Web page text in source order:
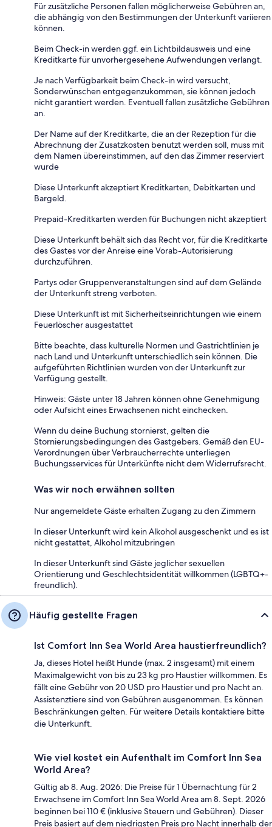
Für zusätzliche Personen fallen möglicherweise Gebühren an,
die abhängig von den Bestimmungen der Unterkunft variieren
können.
Beim Check-in werden ggf. ein Lichtbildausweis und eine
Kreditkarte für unvorhergesehene Aufwendungen verlangt.
Je nach Verfügbarkeit beim Check-in wird versucht,
Sonderwünschen entgegenzukommen, sie können jedoch
nicht garantiert werden. Eventuell fallen zusätzliche Gebühren
an.
Der Name auf der Kreditkarte, die an der Rezeption für die
Abrechnung der Zusatzkosten benutzt werden soll, muss mit
dem Namen übereinstimmen, auf den das Zimmer reserviert
wurde
Diese Unterkunft akzeptiert Kreditkarten, Debitkarten und
Bargeld.
Prepaid-Kreditkarten werden für Buchungen nicht akzeptiert
Diese Unterkunft behält sich das Recht vor, für die Kreditkarte
des Gastes vor der Anreise eine Vorab-Autorisierung
durchzuführen.
Partys oder Gruppenveranstaltungen sind auf dem Gelände
der Unterkunft streng verboten.
Diese Unterkunft ist mit Sicherheitseinrichtungen wie einem
Feuerlöscher ausgestattet
Bitte beachte, dass kulturelle Normen und Gastrichtlinien je
nach Land und Unterkunft unterschiedlich sein können. Die
aufgeführten Richtlinien wurden von der Unterkunft zur
Verfügung gestellt.
Hinweis: Gäste unter 18 Jahren können ohne Genehmigung
oder Aufsicht eines Erwachsenen nicht einchecken.
Wenn du deine Buchung stornierst, gelten die
Stornierungsbedingungen des Gastgebers. Gemäß den EU-
Verordnungen über Verbraucherrechte unterliegen
Buchungsservices für Unterkünfte nicht dem Widerrufsrecht.
Was wir noch erwähnen sollten
Nur angemeldete Gäste erhalten Zugang zu den Zimmern
In dieser Unterkunft wird kein Alkohol ausgeschenkt und es ist
nicht gestattet, Alkohol mitzubringen
In dieser Unterkunft sind Gäste jeglicher sexuellen
Orientierung und Geschlechtsidentität willkommen (LGBTQ+-
freundlich).
Häufig gestellte Fragen
Ist Comfort Inn Sea World Area haustierfreundlich?
Ja, dieses Hotel heißt Hunde (max. 2 insgesamt) mit einem
Maximalgewicht von bis zu 23 kg pro Haustier willkommen. Es
fällt eine Gebühr von 20 USD pro Haustier und pro Nacht an.
Assistenztiere sind von Gebühren ausgenommen. Es können
Beschränkungen gelten. Für weitere Details kontaktiere bitte
die Unterkunft.
Wie viel kostet ein Aufenthalt im Comfort Inn Sea
World Area?
Gültig ab 8. Aug. 2026: Die Preise für 1 Übernachtung für 2
Erwachsene im Comfort Inn Sea World Area am 8. Sept. 2026
beginnen bei 110 € (inklusive Steuern und Gebühren). Dieser
Preis basiert auf dem niedrigsten Preis pro Nacht innerhalb der